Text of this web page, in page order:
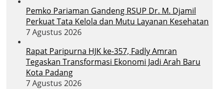
Pemko Pariaman Gandeng RSUP Dr. M. Djamil
Perkuat Tata Kelola dan Mutu Layanan Kesehatan
7 Agustus 2026
Rapat Paripurna HJK ke-357, Fadly Amran
Tegaskan Transformasi Ekonomi Jadi Arah Baru
Kota Padang
7 Agustus 2026